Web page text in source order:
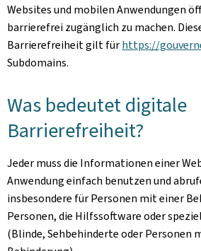
Websites und mobilen Anwendungen
barrierefrei zugänglich zu machen.
Barrierefreiheit gilt fürhttps://
Subdomains.
Was bedeutet digitale
Barrierefreiheit?
Jeder muss die Informationen einer
Anwendung einfach benutzen und
insbesondere für Personen mit einer
Personen, die Hilfssoftware oder
(Blinde, Sehbehinderte oder Personen